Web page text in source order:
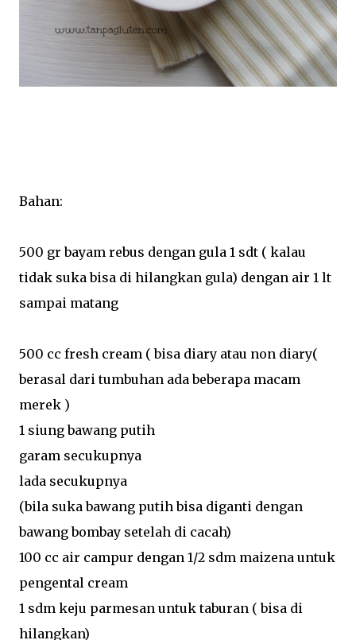
Bahan:
500 gr bayam rebus dengan gula 1 sdt ( kalau
tidak suka bisa di hilangkan gula) dengan air 1 lt
sampai matang
500 cc fresh cream ( bisa diary atau non diary(
berasal dari tumbuhan ada beberapa macam
merek )
1 siung bawang putih
garam secukupnya
lada secukupnya
(bila suka bawang putih bisa diganti dengan
bawang bombay setelah di cacah)
100 cc air campur dengan 1/2 sdm maizena untuk
pengental cream
1 sdm keju parmesan untuk taburan ( bisa di
hilangkan)